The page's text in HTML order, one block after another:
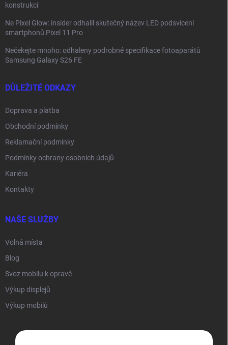
konstrukcí
Ne Pixel Glow: insider odhalil skutečný název LED podsvícení
smartphonů Pixel 11 Pro
Nečekejte mnoho: odhaleny podrobné specifikace fotoaparátů
Samsung Galaxy S26 FE
DŮLEŽITÉ ODKAZY
Doprava a platba
Obchodní podmínky
Reklamační podmínky
Podmínky ochrany osobních údajů
Kariéra
Kontakty
NAŠE SLUŽBY
Volná místa
Blog
Svoz mobilu k opravě
Výkup displejů
Výkup mobilů